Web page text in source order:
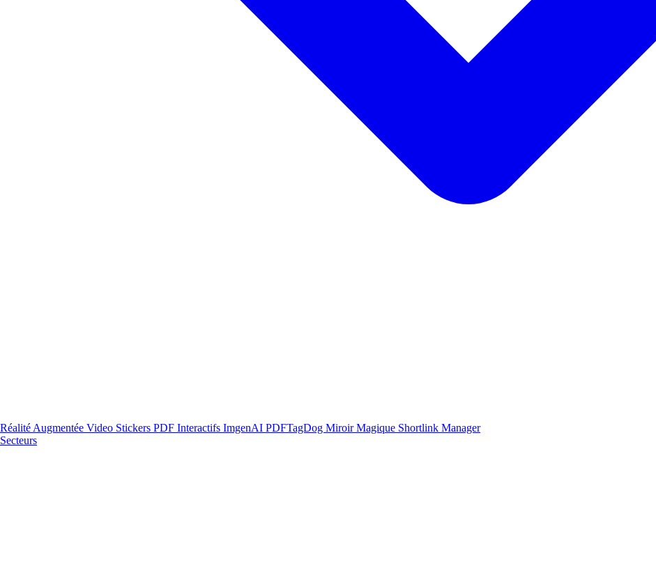
Réalité Augmentée Video Stickers PDF Interactifs ImgenAI PDFTagDog Miroir Magique Shortlink Manager
Secteurs